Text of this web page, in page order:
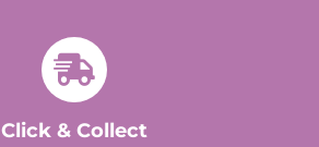
Click & Collect